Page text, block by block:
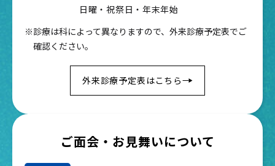
日曜・祝祭日・年末年始
※診療は科によって異なりますので、外来診療予定表でご
確認ください。
外来診療予定表はこちら
ご面会・お見舞いについて